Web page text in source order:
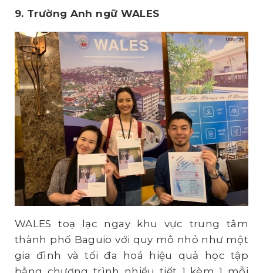
9. Trường Anh ngữ WALES
WALES toạ lạc ngay khu vực trung tâm
thành phố Baguio với quy mô nhỏ như một
gia đình và tối đa hoá hiệu quả học tập